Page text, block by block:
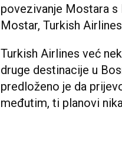
povezivanje Mostara s
Mostar, Turkish
Turkish Airlines već
druge destinacije u
predloženo je da
međutim, ti planovi